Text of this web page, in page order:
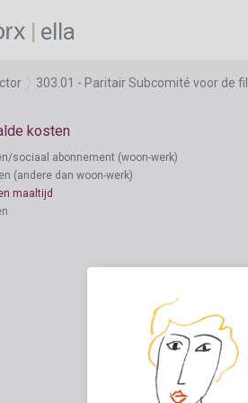
ella
303.01 - Paritair Subcomité voor de
kosten
sociaal abonnement (woon-werk)
(andere dan woon-werk)
maaltijd